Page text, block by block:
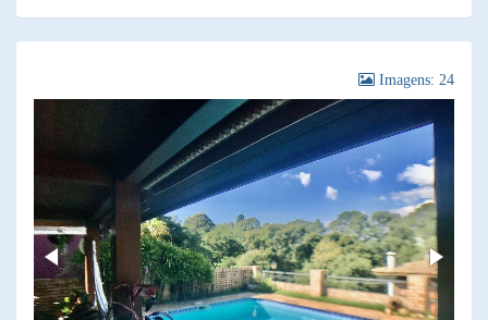
Imagens: 24